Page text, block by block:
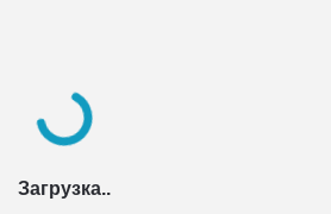
Загрузка..